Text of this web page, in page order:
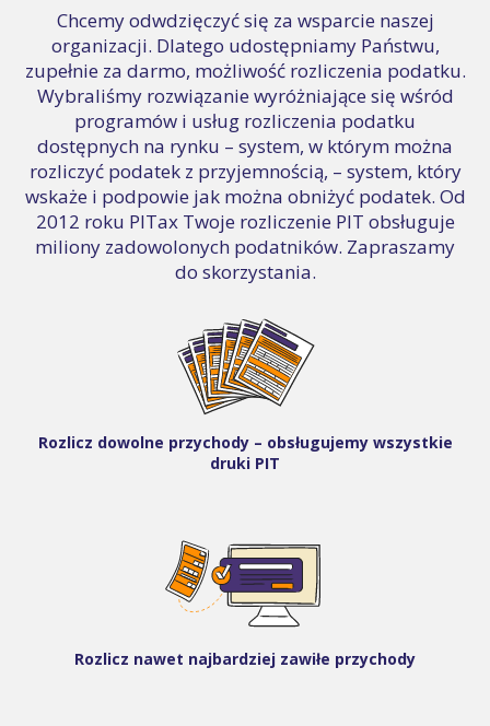
Chcemy odwdzięczyć się za wsparcie naszej
organizacji. Dlatego udostępniamy Państwu,
zupełnie za darmo, możliwość rozliczenia podatku.
Wybraliśmy rozwiązanie wyróżniające się wśród
programów i usług rozliczenia podatku
dostępnych na rynku – system, w którym można
rozliczyć podatek z przyjemnością, – system, który
wskaże i podpowie jak można obniżyć podatek. Od
2012 roku PITax Twoje rozliczenie PIT obsługuje
miliony zadowolonych podatników. Zapraszamy
do skorzystania.
Rozlicz dowolne przychody – obsługujemy wszystkie
druki PIT
Rozlicz nawet najbardziej zawiłe przychody